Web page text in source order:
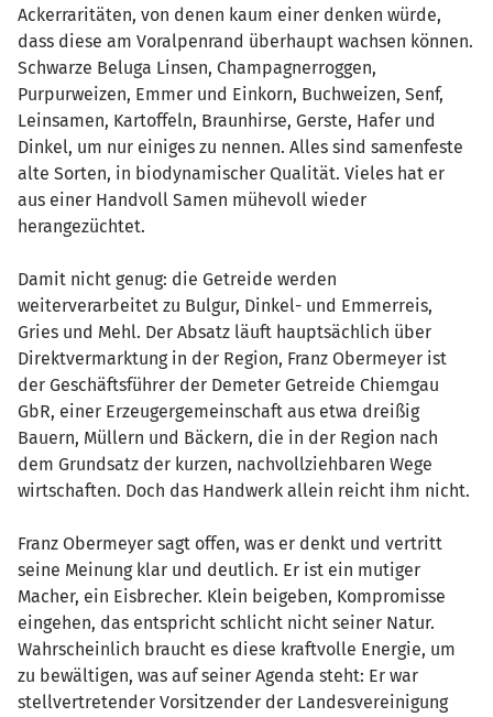
Ackerraritäten, von denen kaum einer denken würde,
dass diese am Voralpenrand überhaupt wachsen können.
Schwarze Beluga Linsen, Champagnerroggen,
Purpurweizen, Emmer und Einkorn, Buchweizen, Senf,
Leinsamen, Kartoffeln, Braunhirse, Gerste, Hafer und
Dinkel, um nur einiges zu nennen. Alles sind samenfeste
alte Sorten, in biodynamischer Qualität. Vieles hat er
aus einer Handvoll Samen mühevoll wieder
herangezüchtet.
Damit nicht genug: die Getreide werden
weiterverarbeitet zu Bulgur, Dinkel- und Emmerreis,
Gries und Mehl. Der Absatz läuft hauptsächlich über
Direktvermarktung in der Region, Franz Obermeyer ist
der Geschäftsführer der Demeter Getreide Chiemgau
GbR, einer Erzeugergemeinschaft aus etwa dreißig
Bauern, Müllern und Bäckern, die in der Region nach
dem Grundsatz der kurzen, nachvollziehbaren Wege
wirtschaften. Doch das Handwerk allein reicht ihm nicht.
Franz Obermeyer sagt offen, was er denkt und vertritt
seine Meinung klar und deutlich. Er ist ein mutiger
Macher, ein Eisbrecher. Klein beigeben, Kompromisse
eingehen, das entspricht schlicht nicht seiner Natur.
Wahrscheinlich braucht es diese kraftvolle Energie, um
zu bewältigen, was auf seiner Agenda steht: Er war
stellvertretender Vorsitzender der Landesvereinigung